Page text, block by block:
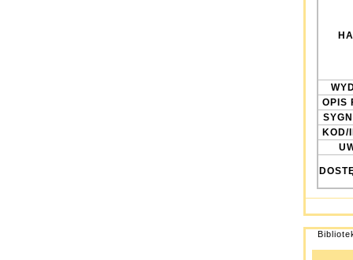
OPIS
KOD/